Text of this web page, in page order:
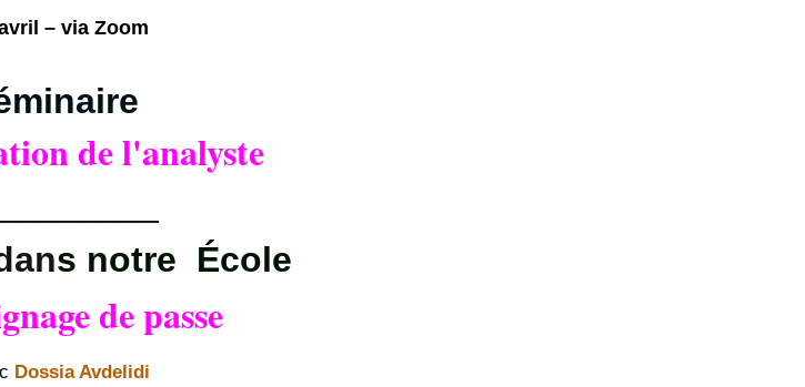
– via Zoom
de l'analyste
s notre École
de passe
Dossia Avdelidi